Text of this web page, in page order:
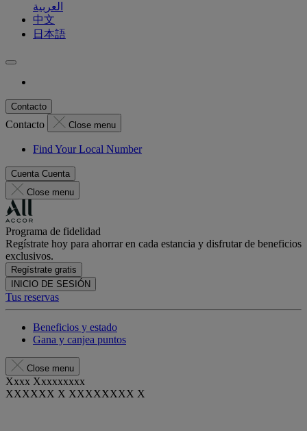
العربية
中文
日本語
Contacto
Contacto Close menu
Find Your Local Number
Cuenta Cuenta
Close menu
Programa de fidelidad
Regístrate hoy para ahorrar en cada estancia y disfrutar de beneficios
exclusivos.
Regístrate gratis
INICIO DE SESIÓN
Tus reservas
Beneficios y estado
Gana y canjea puntos
Close menu
Xxxx Xxxxxxxxx
XXXXXX X XXXXXXXX X